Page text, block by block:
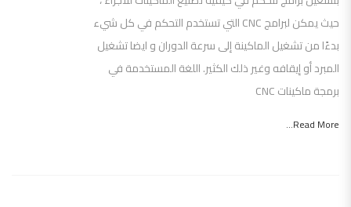
حيث يمكن لبرامج CNC التي تستخدم التحكم في كل شيء
بدءًا من تشغيل الماكينة إلى سرعة الدوران و ايضا تشغيل
المبرد أو إيقافه وغير ذلك الكثير. اللغة المستخدمة في
برمجة ماكينات CNC
Read More...